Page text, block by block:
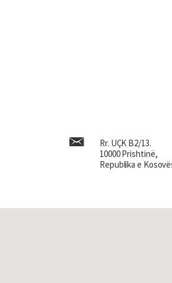
Rr. UÇK B2/13.
10000 Prishtinë,
Republika e